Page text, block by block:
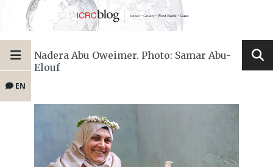
EN
Nadera Abu Oweimer. Photo: Samar Abu-
Elouf